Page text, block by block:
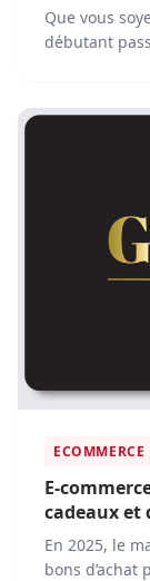
Que vous
débutant
sans avoir à
ECOMMERCE
E-
cadeaux et
En 2025, le
bons